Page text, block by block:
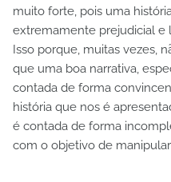
muito forte, pois uma
extremamente prejudicial e
Isso porque, muitas vezes,
que uma boa narrativa,
contada de forma
história que nos é
é contada de forma
com o objetivo de